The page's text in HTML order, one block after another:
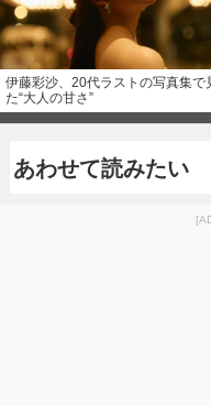
伊藤彩沙、20代ラストの写真集で
た“大人の甘さ”
あわせて読みたい